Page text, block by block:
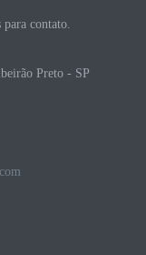
contato.
Preto - SP